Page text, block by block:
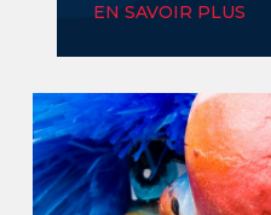
EN SAVOIR PLUS